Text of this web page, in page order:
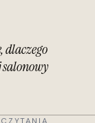
dlaczego